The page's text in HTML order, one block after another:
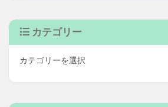
カテゴリー